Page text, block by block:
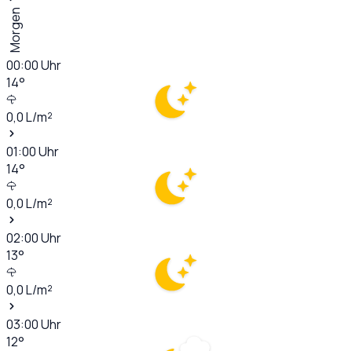
Morgen
00:00Uhr
14°
0,0L/m²
01:00Uhr
14°
0,0L/m²
02:00Uhr
13°
0,0L/m²
03:00Uhr
12°